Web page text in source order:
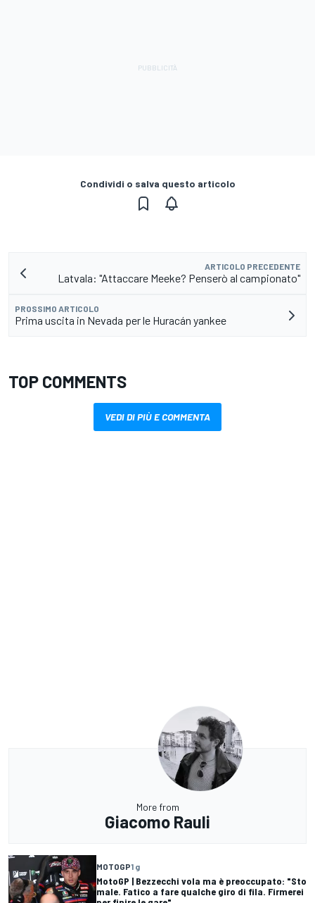
Condividi o salva questo articolo
ARTICOLO PRECEDENTE
Latvala: "Attaccare Meeke? Penserò al campionato"
PROSSIMO ARTICOLO
Prima uscita in Nevada per le Huracán yankee
TOP COMMENTS
VEDI DI PIÙ E COMMENTA
More from
Giacomo Rauli
MOTOGP1 g
MotoGP | Bezzecchi vola ma è preoccupato: "Sto
male. Fatico a fare qualche giro di fila. Firmerei